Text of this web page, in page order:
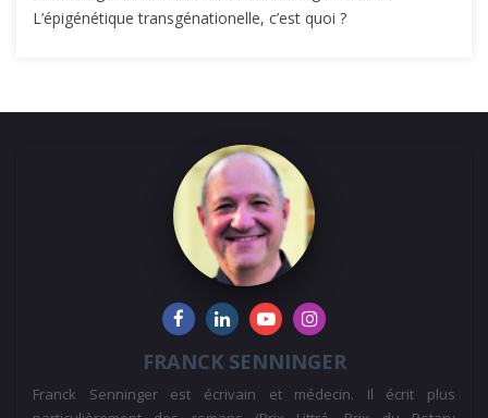
L’épigénétique transgénationelle, c’est quoi ?
FRANCK SENNINGER
Franck Senninger est écrivain et médecin. Il écrit plus